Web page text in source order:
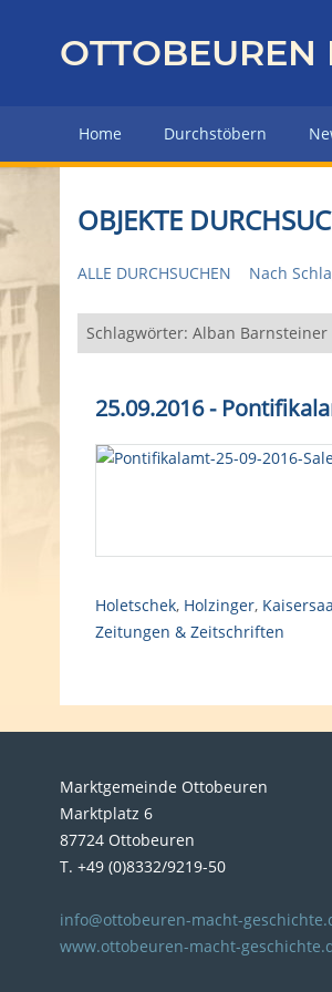
z
r
H
u
p
e
OTTOBEUREN
Home Durchstöbern
OBJEKTE
ALLE DURCHSUCHEN Nach
Schlagwörter: Alban Barnsteiner
25.09.2016 -
Holetschek, Holzinger,
Zeitungen & Zeitschriften
Marktgemeinde Ottobeuren
Marktplatz 6
87724 Ottobeuren
T. +49 (0)8332/9219-50
info@ottobeuren-macht-
www.ottobeuren-macht-